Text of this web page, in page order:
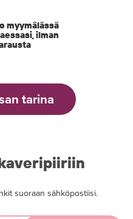
myymälässä
ilman
tarina
suoraan sähköpostiisi.